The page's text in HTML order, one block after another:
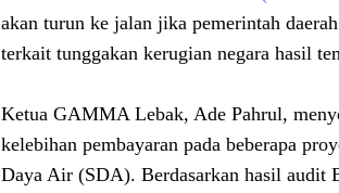
akan turun ke jalan jika pemerintah
terkait tunggakan kerugian negara hasil
Ketua GAMMA Lebak, Ade Pahrul,
kelebihan pembayaran pada beberapa
Daya Air (SDA). Berdasarkan hasil audit